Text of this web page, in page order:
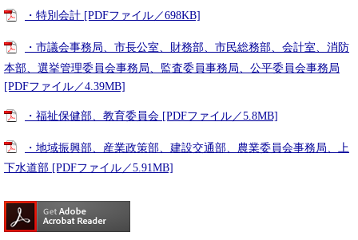
・特別会計 [PDFファイル／698KB]
・市議会事務局、市長公室、財務部、市民総務部、会計室、消防
本部、選挙管理委員会事務局、監査委員事務局、公平委員会事務局
[PDFファイル／4.39MB]
・福祉保健部、教育委員会 [PDFファイル／5.8MB]
・地域振興部、産業政策部、建設交通部、農業委員会事務局、上
下水道部 [PDFファイル／5.91MB]